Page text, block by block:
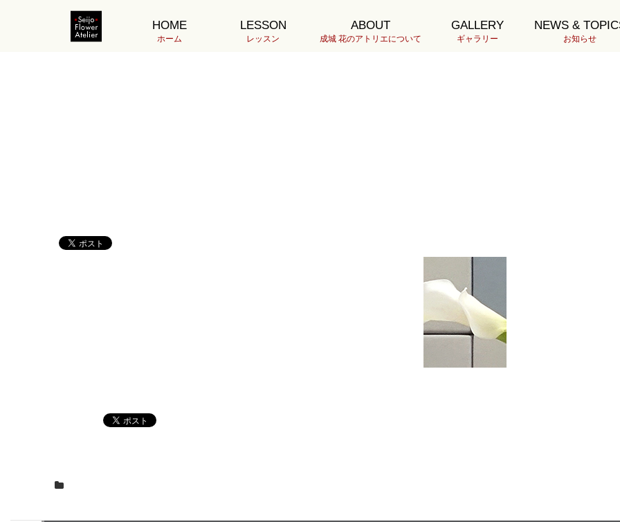
HOME
ホーム
LESSON
レッスン
ABOUT
成城 花のアトリエについて
GALLERY
ギャラリー
NEWS &
お知らせ
120-160-H4.14伊藤DSC01188
2022.04.19